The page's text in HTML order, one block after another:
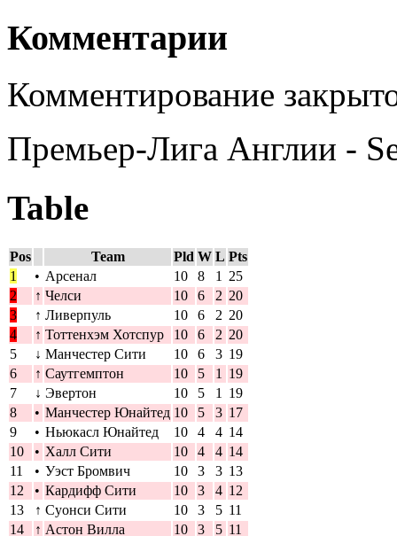
Комментарии
Комментирование
Премьер-Лига Англии -
Table
Pos Team Pld W L Pts
1
• Арсенал 10 8 1
25
2
↑ Челси 10 6 2 20
3
↑ Ливерпуль 10 6 2 20
4
↑ Тоттенхэм Хотспур 10 6 2 20
5
↓ Манчестер Сити 10 6 3 19
6
↑ Саутгемптон 10 5 1
19
7
↓ Эвертон 10 5 1
19
8
• Манчестер Юнайтед 10 5 3 17
9
• Ньюкасл Юнайтед 10 4 4 14
10
• Халл Сити 10 4 4 14
11
• Уэст Бромвич 10 3 3 13
12
• Кардифф Сити 10 3 4 12
13
↑ Суонси Сити 10 3 5 11
14
↑ Астон Вилла 10 3 5 11